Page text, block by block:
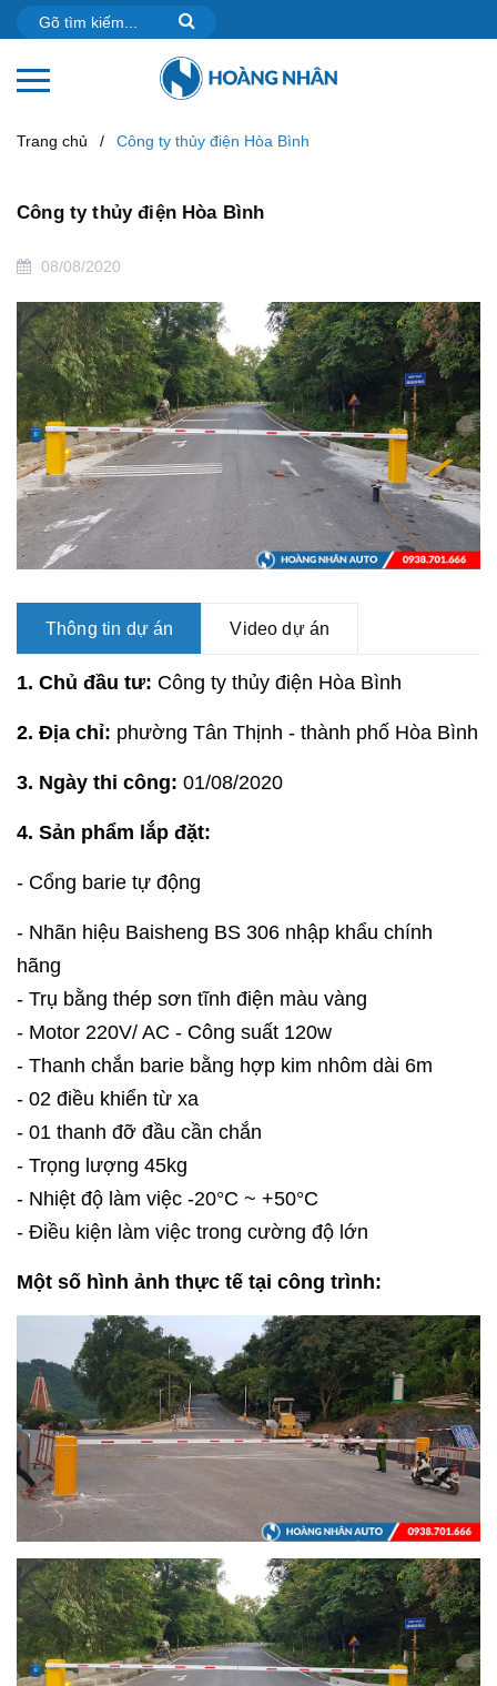
Trang chủ / Công ty thủy điện Hòa Bình
Công ty thủy điện Hòa Bình
08/08/2020
Thông tin dự án Video dự án
1. Chủ đầu tư: Công ty thủy điện Hòa Bình
2. Địa chỉ: phường Tân Thịnh - thành phố Hòa Bình
3. Ngày thi công: 01/08/2020
4. Sản phẩm lắp đặt:
- Cổng barie tự động
- Nhãn hiệu Baisheng BS 306 nhập khẩu chính
hãng
- Trụ bằng thép sơn tĩnh điện màu vàng
- Motor 220V/ AC - Công suất 120w
- Thanh chắn barie bằng hợp kim nhôm dài 6m
- 02 điều khiển từ xa
- 01 thanh đỡ đầu cần chắn
- Trọng lượng 45kg
- Nhiệt độ làm việc -20°C ~ +50°C
- Điều kiện làm việc trong cường độ lớn
Một số hình ảnh thực tế tại công trình: